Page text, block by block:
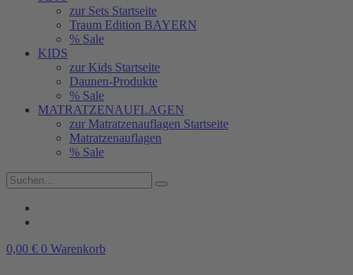
zur Sets Startseite
Traum Edition BAYERN
% Sale
KIDS
zur Kids Startseite
Daunen-Produkte
% Sale
MATRATZENAUFLAGEN
zur Matratzenauflagen Startseite
Matratzenauflagen
% Sale
0,00 € 0 Warenkorb